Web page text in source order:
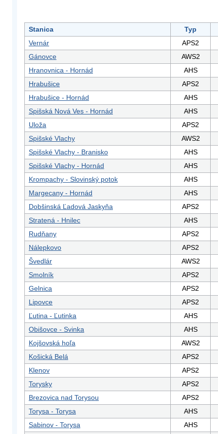
Stanica
Typ
Vernár
APS2
Gánovce
AWS2
Hranovnica - Hornád
AHS
Hrabušice
APS2
Hrabušice - Hornád
AHS
Spišská Nová Ves - Hornád
AHS
Uloža
APS2
Spišské Vlachy
AWS2
Spišské Vlachy - Branisko
AHS
Spišské Vlachy - Hornád
AHS
Krompachy - Slovinský potok
AHS
Margecany - Hornád
AHS
Dobšinská Ľadová Jaskyňa
APS2
Stratená - Hnilec
AHS
Rudňany
APS2
Nálepkovo
APS2
Švedlár
AWS2
Smolník
APS2
Gelnica
APS2
Lipovce
APS2
Ľutina - Ľutinka
AHS
Obišovce - Svinka
AHS
Kojšovská hoľa
AWS2
Košická Belá
APS2
Klenov
APS2
Torysky
APS2
Brezovica nad Torysou
APS2
Torysa - Torysa
AHS
Sabinov - Torysa
AHS